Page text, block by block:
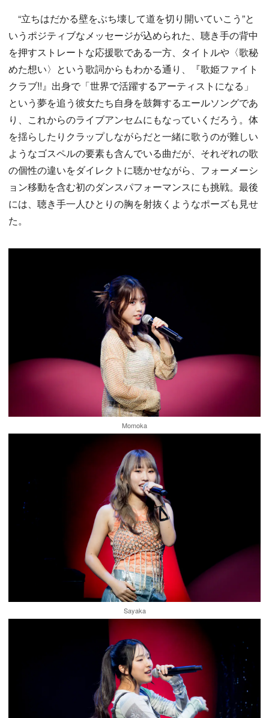
“立ちはだかる壁をぶち壊して道を切り開いていこう”と
いうポジティブなメッセージが込められた、聴き手の背中
を押すストレートな応援歌である一方、タイトルや〈歌秘
めた想い〉という歌詞からもわかる通り、『歌姫ファイト
クラブ!!』出身で「世界で活躍するアーティストになる」
という夢を追う彼女たち自身を鼓舞するエールソングであ
り、これからのライブアンセムにもなっていくだろう。体
を揺らしたりクラップしながらだと一緒に歌うのが難しい
ようなゴスペルの要素も含んでいる曲だが、それぞれの歌
の個性の違いをダイレクトに聴かせながら、フォーメーシ
ョン移動を含む初のダンスパフォーマンスにも挑戦。最後
には、聴き手一人ひとりの胸を射抜くようなポーズも見せ
た。
Momoka
Sayaka